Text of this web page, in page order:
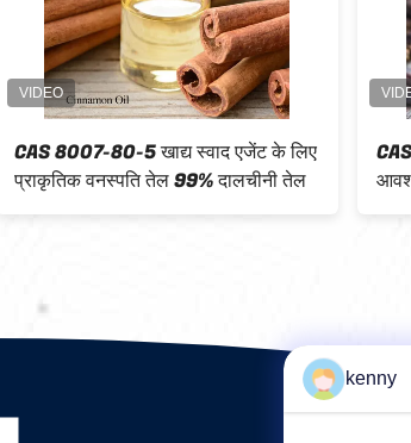
CAS 8015-97-2 प्राकृतिक वनस्पति तेल
99% खाद्य और सौंदर्य प्रसाधनों के लिए गुड़
kenny